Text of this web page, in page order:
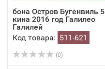
бона Остров Бугенвиль 5
кина 2016 год Галилео
Галилей
Код товара: 511-621
(0)